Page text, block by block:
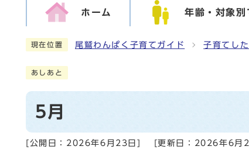
ホーム 年齢・対象別
現在位置 尾鷲わんぱく子育てガイド 子育てし
あしあと
5月
[公開日： 2026年6月23日 [更新日： 2026年6月